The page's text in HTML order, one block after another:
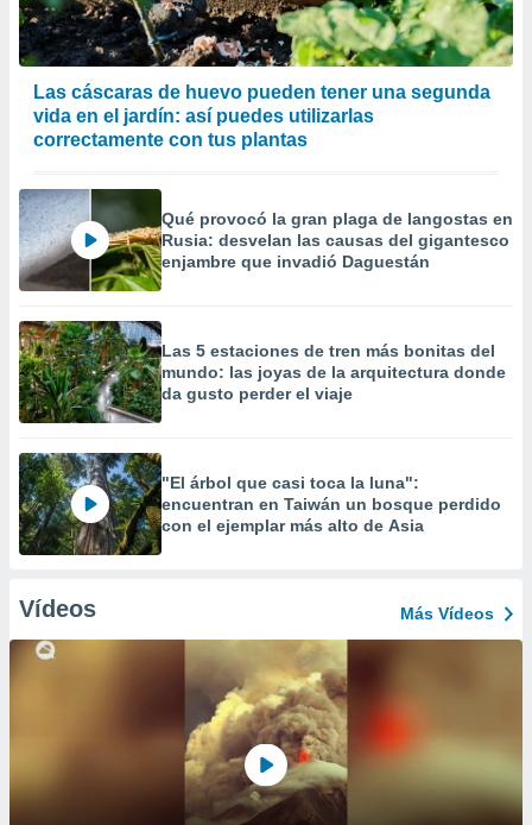
Las cáscaras de huevo pueden tener una segunda
vida en el jardín: así puedes utilizarlas
correctamente con tus plantas
Qué provocó la gran plaga de langostas en
Rusia: desvelan las causas del gigantesco
enjambre que invadió Daguestán
Las 5 estaciones de tren más bonitas del
mundo: las joyas de la arquitectura donde
da gusto perder el viaje
"El árbol que casi toca la luna":
encuentran en Taiwán un bosque perdido
con el ejemplar más alto de Asia
Vídeos Más Vídeos